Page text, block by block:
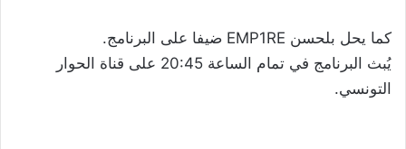
كما يحل بلحسن EMP1RE ضيفا على البرنامج.
يُبث البرنامج في تمام الساعة 20:45 على قناة الحوار
التونسي.